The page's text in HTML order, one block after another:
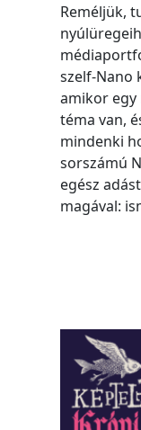
Reméljük,
szelf-Nano
amikor egy
téma van,
mindenki
sorszámú
egész
magával: